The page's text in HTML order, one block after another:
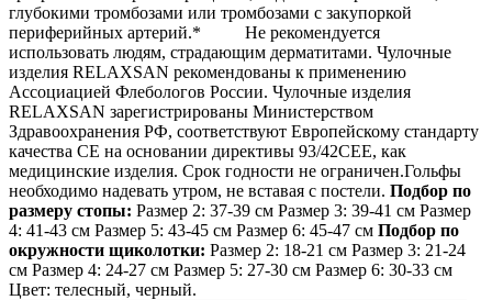
глубокими тромбозами или тромбозами с закупоркой
периферийных артерий.* Не рекомендуется
использовать людям, страдающим дерматитами. Чулочные
изделия RELAXSAN рекомендованы к применению
Ассоциацией Флебологов России. Чулочные изделия
RELAXSAN зарегистрированы Министерством
Здравоохранения РФ, соответствуют Европейскому стандарту
качества СЕ на основании директивы 93/42СЕЕ, как
медицинские изделия. Срок годности не ограничен.Гольфы
необходимо надевать утром, не вставая с постели. Подбор по
размеру стопы: Размер 2: 37-39 см Размер 3: 39-41 см Размер
4: 41-43 см Размер 5: 43-45 см Размер 6: 45-47 см Подбор по
окружности щиколотки: Размер 2: 18-21 см Размер 3: 21-24
см Размер 4: 24-27 см Размер 5: 27-30 см Размер 6: 30-33 см
Цвет: телесный, черный.